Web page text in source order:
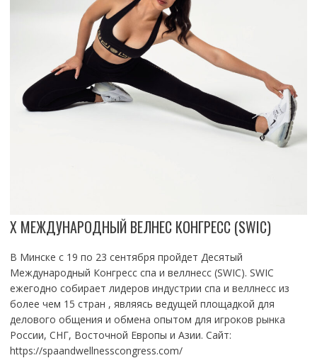
X МЕЖДУНАРОДНЫЙ ВЕЛНЕС КОНГРЕСС (SWIC)
В Минске с 19 по 23 сентября пройдет Десятый
Международный Конгресс спа и веллнесс (SWIC). SWIC
ежегодно собирает лидеров индустрии спа и веллнесс из
более чем 15 стран , являясь ведущей площадкой для
делового общения и обмена опытом для игроков рынка
России, СНГ, Восточной Европы и Азии. Сайт:
https://spaandwellnesscongress.com/